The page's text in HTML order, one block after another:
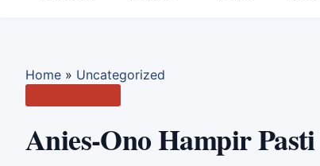
Home » Uncategorized
Anies-Ono Hampir